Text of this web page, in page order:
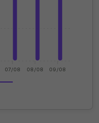
07/08 08/08 09/08